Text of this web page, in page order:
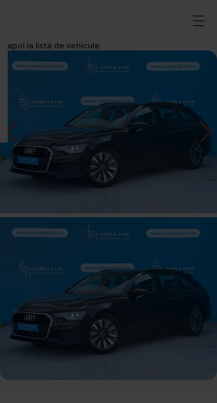
Înapoi la lista de vehicule